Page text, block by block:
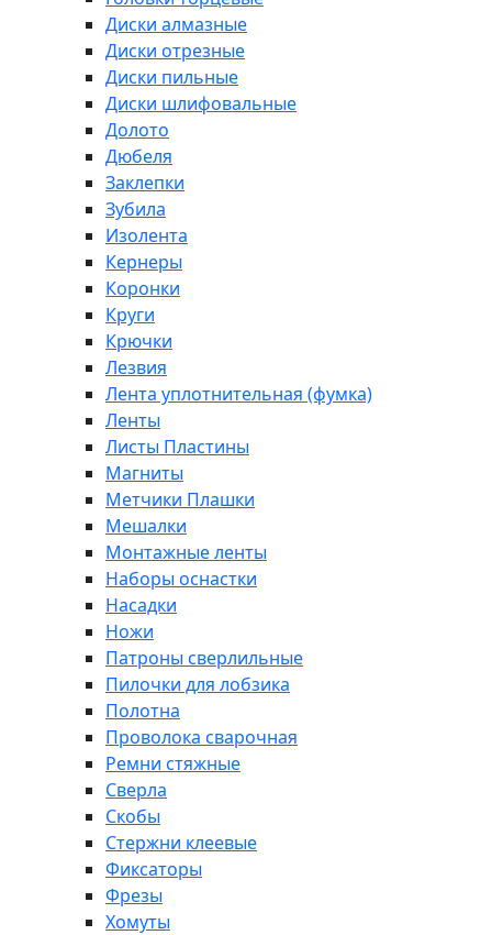
Диски алмазные
Диски отрезные
Диски пильные
Диски шлифовальные
Долото
Дюбеля
Заклепки
Зубила
Изолента
Кернеры
Коронки
Круги
Крючки
Лезвия
Лента уплотнительная (фумка)
Ленты
Листы Пластины
Магниты
Метчики Плашки
Мешалки
Монтажные ленты
Наборы оснастки
Насадки
Ножи
Патроны сверлильные
Пилочки для лобзика
Полотна
Проволока сварочная
Ремни стяжные
Сверла
Скобы
Стержни клеевые
Фиксаторы
Фрезы
Хомуты